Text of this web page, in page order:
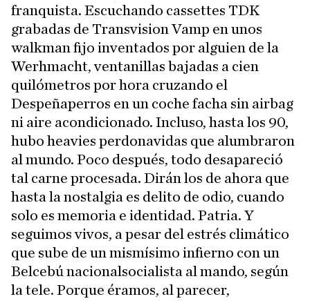
franquista. Escuchando cassettes TDK
grabadas de Transvision Vamp en unos
walkman fijo inventados por alguien de la
Werhmacht, ventanillas bajadas a cien
quilómetros por hora cruzando el
Despeñaperros en un coche facha sin airbag
ni aire acondicionado. Incluso, hasta los 90,
hubo heavies perdonavidas que alumbraron
al mundo. Poco después, todo desapareció
tal carne procesada. Dirán los de ahora que
hasta la nostalgia es delito de odio, cuando
solo es memoria e identidad. Patria. Y
seguimos vivos, a pesar del estrés climático
que sube de un mismísimo infierno con un
Belcebú nacionalsocialista al mando, según
la tele. Porque éramos, al parecer,